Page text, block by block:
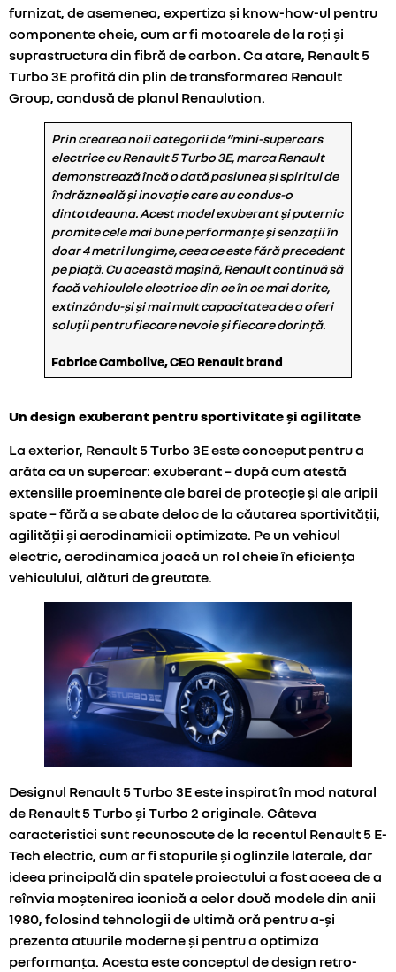
furnizat, de asemenea, expertiza și know-how-ul pentru
componente cheie, cum ar fi motoarele de la roți și
suprastructura din fibră de carbon. Ca atare, Renault 5
Turbo 3E profită din plin de transformarea Renault
Group, condusă de planul Renaulution.
Prin crearea noii categorii de “mini-supercars
electrice cu Renault 5 Turbo 3E, marca Renault
demonstrează încă o dată pasiunea și spiritul de
îndrăzneală și inovație care au condus-o
dintotdeauna. Acest model exuberant și puternic
promite cele mai bune performanțe și senzații în
doar 4 metri lungime, ceea ce este fără precedent
pe piață. Cu această mașină, Renault continuă să
facă vehiculele electrice din ce în ce mai dorite,
extinzându-și și mai mult capacitatea de a oferi
soluții pentru fiecare nevoie și fiecare dorință.
Fabrice Cambolive, CEO Renault brand
Un design exuberant pentru sportivitate și agilitate
La exterior, Renault 5 Turbo 3E este conceput pentru a
arăta ca un supercar: exuberant – după cum atestă
extensiile proeminente ale barei de protecție și ale aripii
spate – fără a se abate deloc de la căutarea sportivității,
agilității și aerodinamicii optimizate. Pe un vehicul
electric, aerodinamica joacă un rol cheie în eficiența
vehiculului, alături de greutate.
Designul Renault 5 Turbo 3E este inspirat în mod natural
de Renault 5 Turbo și Turbo 2 originale. Câteva
caracteristici sunt recunoscute de la recentul Renault 5 E-
Tech electric, cum ar fi stopurile și oglinzile laterale, dar
ideea principală din spatele proiectului a fost aceea de a
reînvia moștenirea iconică a celor două modele din anii
1980, folosind tehnologii de ultimă oră pentru a-și
prezenta atuurile moderne și pentru a optimiza
performanța. Acesta este conceptul de design retro-